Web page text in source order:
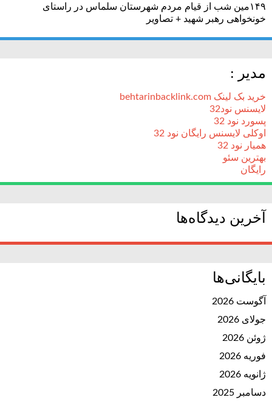
۱۴۹مین شب از قیام مردم شهرستان سلماس در راستای
خونخواهی رهبر شهید + تصاویر
مدیر :
خرید بک لینک behtarinbacklink.com
لایسنس نود32
پسورد نود 32
اوکلی لایسنس رایگان نود 32
همیار نود 32
بهترین سئو
رایگان
آخرین دیدگاه‌ها
بایگانی‌ها
آگوست 2026
جولای 2026
ژوئن 2026
فوریه 2026
ژانویه 2026
دسامبر 2025